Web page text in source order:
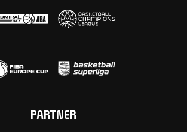
PARTNER